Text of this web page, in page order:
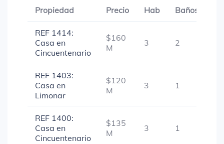
Propiedad
Precio Hab Baños
REF 1414:
Casa en
Cincuentenario
$160
M
3 2
REF 1403:
Casa en
Limonar
$120
M
3 1
REF 1400:
Casa en
Cincuentenario
$135
M
3 1